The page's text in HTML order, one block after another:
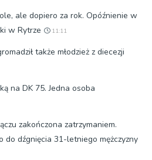
ale dopiero za rok. Opóźnienie w
w Rytrze
11:11
także młodzież z diecezji
na DK 75. Jedna osoba
zakończona zatrzymaniem.
do dźgnięcia 31-letniego mężczyzny